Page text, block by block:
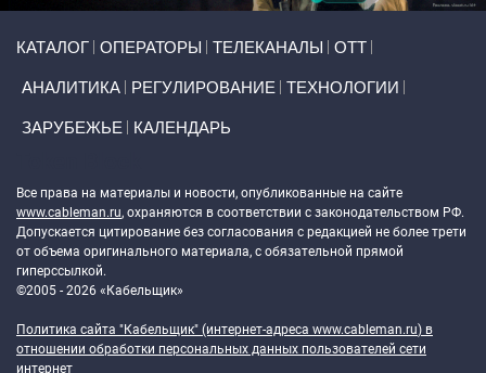
КАТАЛОГ ОПЕРАТОРЫ ТЕЛЕКАНАЛЫ ОТТ
АНАЛИТИКА РЕГУЛИРОВАНИЕ ТЕХНОЛОГИИ
ЗАРУБЕЖЬЕ КАЛЕНДАРЬ
Все права на материалы и новости, опубликованные на сайте
www.cableman.ru, охраняются в соответствии с законодательством РФ.
Допускается цитирование без согласования с редакцией не более трети
от объема оригинального материала, с обязательной прямой
гиперссылкой.
©2005 - 2026 «Кабельщик»
Политика сайта "Кабельщик" (интернет-адреса www.cableman.ru) в
отношении обработки персональных данных пользователей сети
интернет